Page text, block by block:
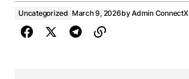
Uncategorized March 9, 2026byAdmin ConnectX